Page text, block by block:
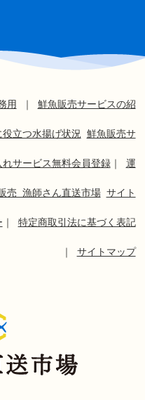
用 ｜ 鮮魚販売サービスの紹
立つ水揚げ状況 鮮魚販売サ
サービス無料会員登録｜ 運
売 漁師さん直送市場 サイト
｜ 特定商取引法に基づく表記
｜ サイトマップ